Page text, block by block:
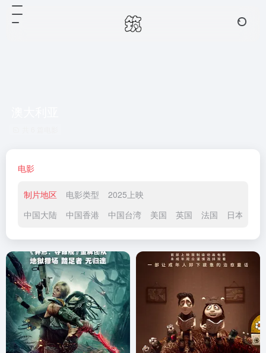
电影
制片地区 电影类型
2025上映
中国大陆
中国香港 中国台湾 美国 英国 法国 日本